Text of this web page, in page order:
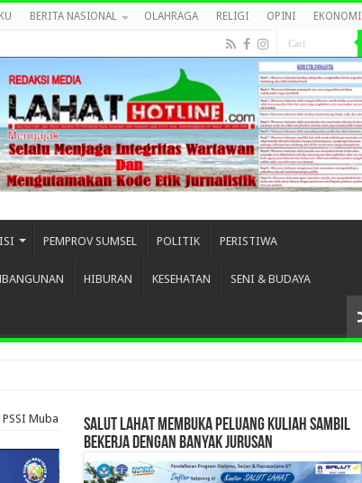
BERITA NASIONAL OLAHRAGA RELIGI OPINI EKONOMI
PEMPROV SUMSEL POLITIK PERISTIWA
HIBURAN KESEHATAN SENI & BUDAYA
Muba
SALUT LAHAT MEMBUKA PELUANG KULIAH SAMBIL
BEKERJA DENGAN BANYAK JURUSAN